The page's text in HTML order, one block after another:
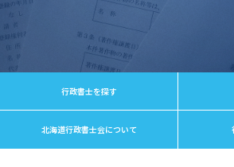
行政書士を探す
北海道行政書士会について
◆北海道行政書士会事務局 営業時間：9：00～17
昼休み）／休業日：土日祝日・年末
昼休み）／休業日：土日祝日・年末